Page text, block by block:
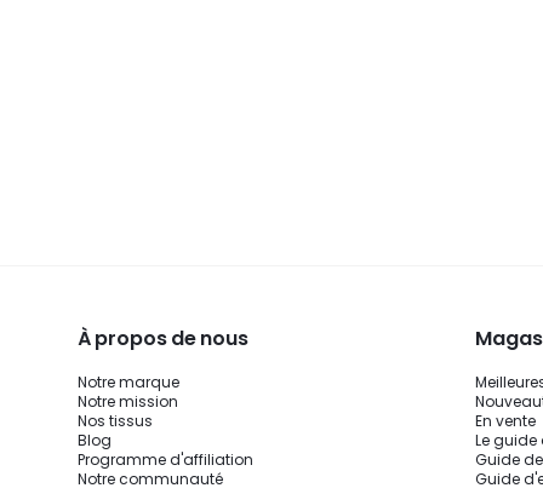
À propos de nous
Notre marque
Notre mission
Nos tissus
Blog
Programme d'affiliation
Notre communauté
En vente
Le
Guide
Guide